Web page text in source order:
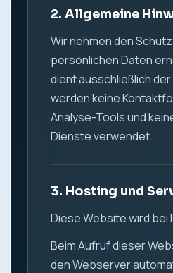
2. Allgemeine
Wir nehmen den
persönlichen Daten
dient ausschließlich
werden keine
Analyse-Tools und
Dienste verwendet.
3. Hosting und
Diese Website wird bei
Beim Aufruf dieser
den Webserver